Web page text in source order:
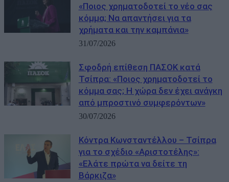
«Ποιος χρηματοδοτεί το νέο σας
κόμμα; Να απαντήσει για τα
χρήματα και την καμπάνια»
31/07/2026
Σφοδρή επίθεση ΠΑΣΟΚ κατά
Τσίπρα: «Ποιος χρηματοδοτεί το
κόμμα σας; Η χώρα δεν έχει ανάγκη
από μπροστινό συμφερόντων»
30/07/2026
Κόντρα Κωνσταντέλλου – Τσίπρα
για το σχέδιο «Αριστοτέλης»:
«Ελάτε πρώτα να δείτε τη
Βάρκιζα»